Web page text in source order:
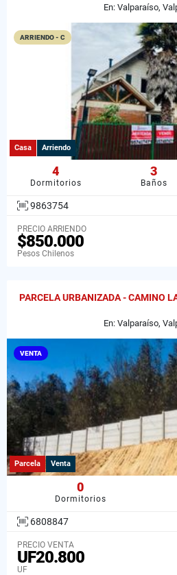
En: Valparaíso,
ARRIENDO - C
Casa Arriendo
4
Dormitorios
3
Baños
9863754
PRECIO ARRIENDO
$850.000
Pesos Chilenos
PARCELA URBANIZADA - CAMINO
En: Valparaíso,
VENTA
Parcela Venta
0
Dormitorios
6808847
PRECIO VENTA
UF20.800
UF